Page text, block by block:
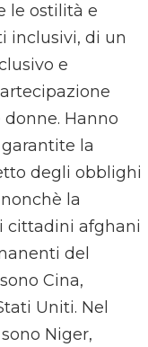
le ostilità e
inclusivi, di un
e
Hanno
la
degli obblighi
la
cittadini afghani
del
Cina,
Uniti. Nel
Niger,